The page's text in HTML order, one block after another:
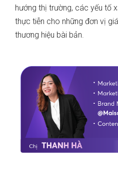
hướng thị trường, các yếu tố
thực tiễn cho những đơn vị
thương hiệu bài bản.